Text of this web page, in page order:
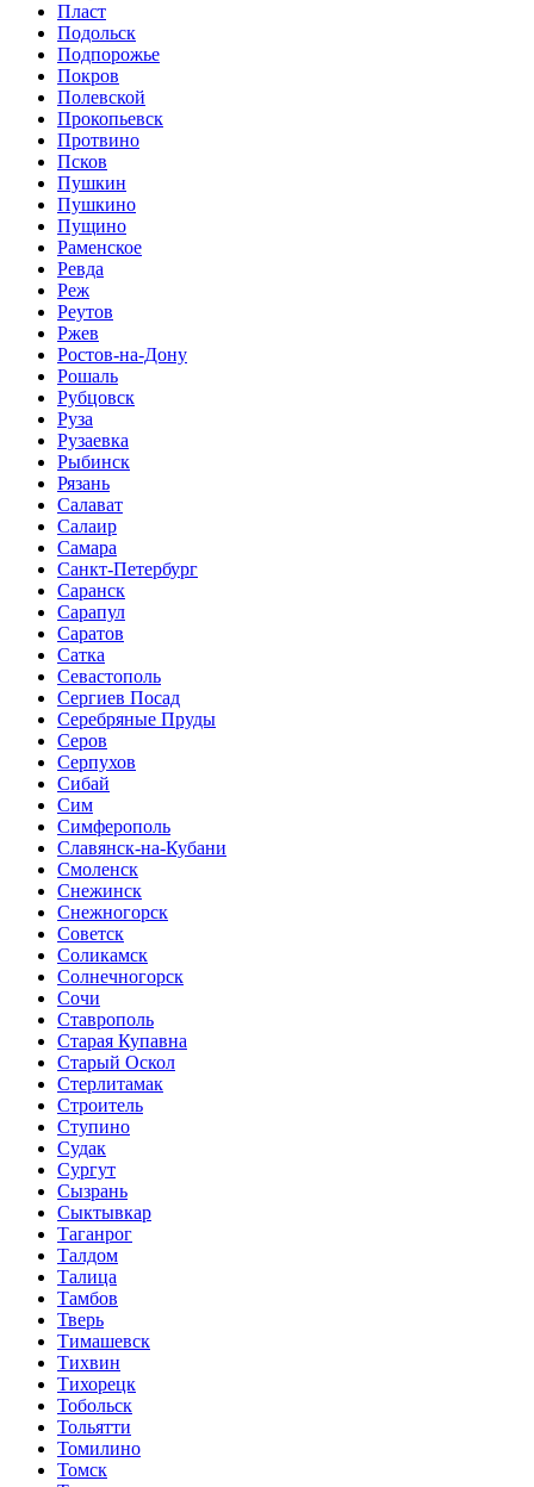
Пласт
Подольск
Подпорожье
Покров
Полевской
Прокопьевск
Протвино
Псков
Пушкин
Пушкино
Пущино
Раменское
Ревда
Реж
Реутов
Ржев
Ростов-на-Дону
Рошаль
Рубцовск
Руза
Рузаевка
Рыбинск
Рязань
Салават
Салаир
Самара
Санкт-Петербург
Саранск
Сарапул
Саратов
Сатка
Севастополь
Сергиев Посад
Серебряные Пруды
Серов
Серпухов
Сибай
Сим
Симферополь
Славянск-на-Кубани
Смоленск
Снежинск
Снежногорск
Советск
Соликамск
Солнечногорск
Сочи
Ставрополь
Старая Купавна
Старый Оскол
Стерлитамак
Строитель
Ступино
Судак
Сургут
Сызрань
Сыктывкар
Таганрог
Талдом
Талица
Тамбов
Тверь
Тимашевск
Тихвин
Тихорецк
Тобольск
Тольятти
Томилино
Томск